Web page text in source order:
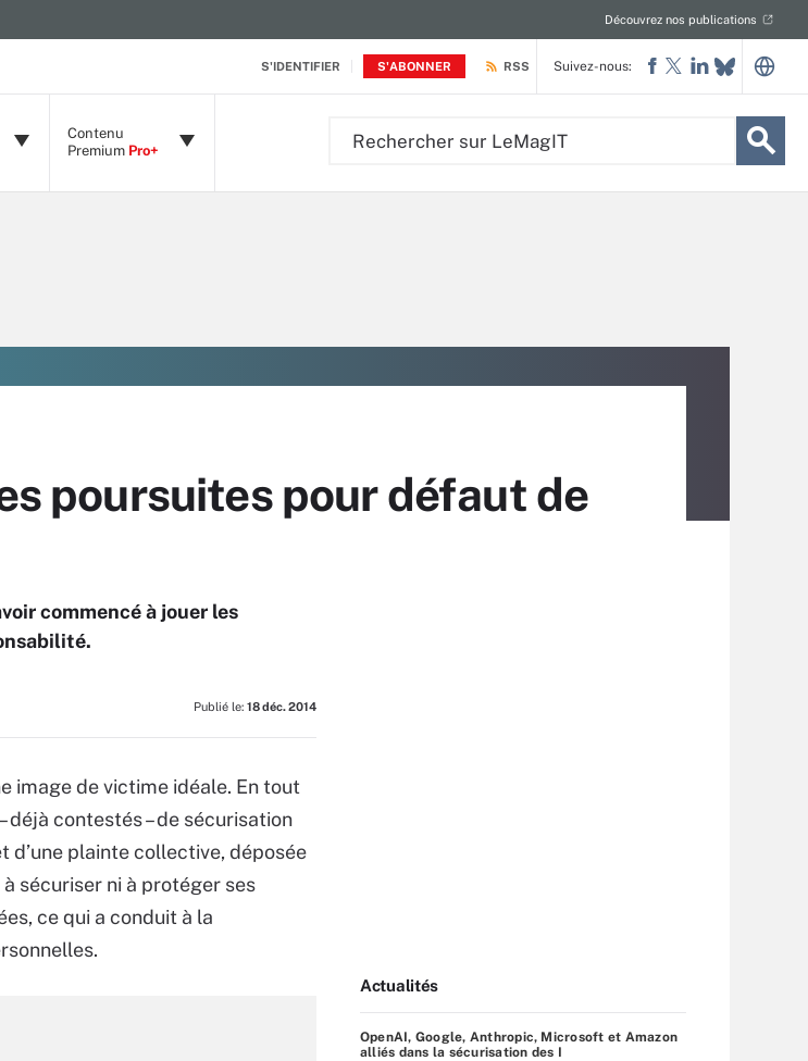
S'IDENTIFIER S'ABONNER
Découvrez nos publications
RSS
Contenu
Premium Pro+
Suivez-nous:
poursuites pour défaut de
commencé à jouer les
Publié le: 18 déc. 2014
image de victime idéale. En tout
contestés – de sécurisation
d’une plainte collective, déposée
sécuriser ni à protéger ses
ce qui a conduit à la
Actualités
OpenAI, Google, Anthropic, Microsoft et Amazon
alliés dans la sécurisation des I